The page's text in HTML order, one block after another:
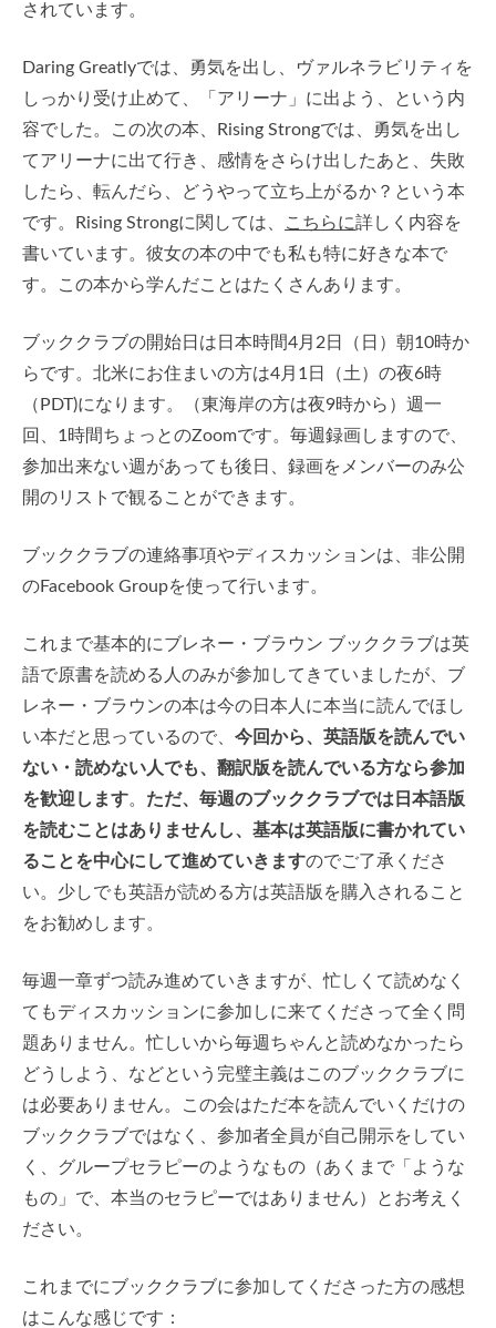
されています。
Daring Greatlyでは、勇気を出し、ヴァルネラビリティを
しっかり受け止めて、「アリーナ」に出よう、という内
容でした。この次の本、Rising Strongでは、勇気を出し
てアリーナに出て行き、感情をさらけ出したあと、失敗
したら、転んだら、どうやって立ち上がるか？という本
です。Rising Strongに関しては、
こちらに詳しく内容を
書いています。彼女の本の中でも私も特に好きな本で
す。この本から学んだことはたくさんあります。
ブッククラブの開始日は日本時間4月2日（日）朝10時か
らです。北米にお住まいの方は4月1日（土）の夜6時
（PDT)になります。（東海岸の方は夜9時から）週一
回、1時間ちょっとのZoomです。毎週録画しますので、
参加出来ない週があっても後日、録画をメンバーのみ公
開のリストで観ることができます。
ブッククラブの連絡事項やディスカッションは、非公開
のFacebook Groupを使って行います。
これまで基本的にブレネー・ブラウン ブッククラブは英
語で原書を読める人のみが参加してきていましたが、ブ
レネー・ブラウンの本は今の日本人に本当に読んでほし
い本だと思っているので、 今回から、英語版を読んでい
ない・読めない人でも、翻訳版を読んでいる方なら参加
を歓迎します。 ただ、毎週のブッククラブでは日本語版
を読むことはありませんし、基本は英語版に書かれてい
ることを中心にして進めていきますのでご了承くださ
い。少しでも英語が読める方は英語版を購入されること
をお勧めします。
毎週一章ずつ読み進めていきますが、忙しくて読めなく
てもディスカッションに参加しに来てくださって全く問
題ありません。忙しいから毎週ちゃんと読めなかったら
どうしよう、などという完璧主義はこのブッククラブに
は必要ありません。この会はただ本を読んでいくだけの
ブッククラブではなく、参加者全員が自己開示をしてい
く、グループセラピーのようなもの（あくまで「ような
もの」で、本当のセラピーではありません）とお考えく
ださい。
これまでにブッククラブに参加してくださった方の感想
はこんな感じです：